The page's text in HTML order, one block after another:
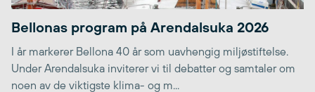
Bellonas program på Arendalsuka 2026
I år markerer Bellona 40 år som uavhengig miljøstiftelse.
Under Arendalsuka inviterer vi til debatter og samtaler om
noen av de viktigste klima- og m...